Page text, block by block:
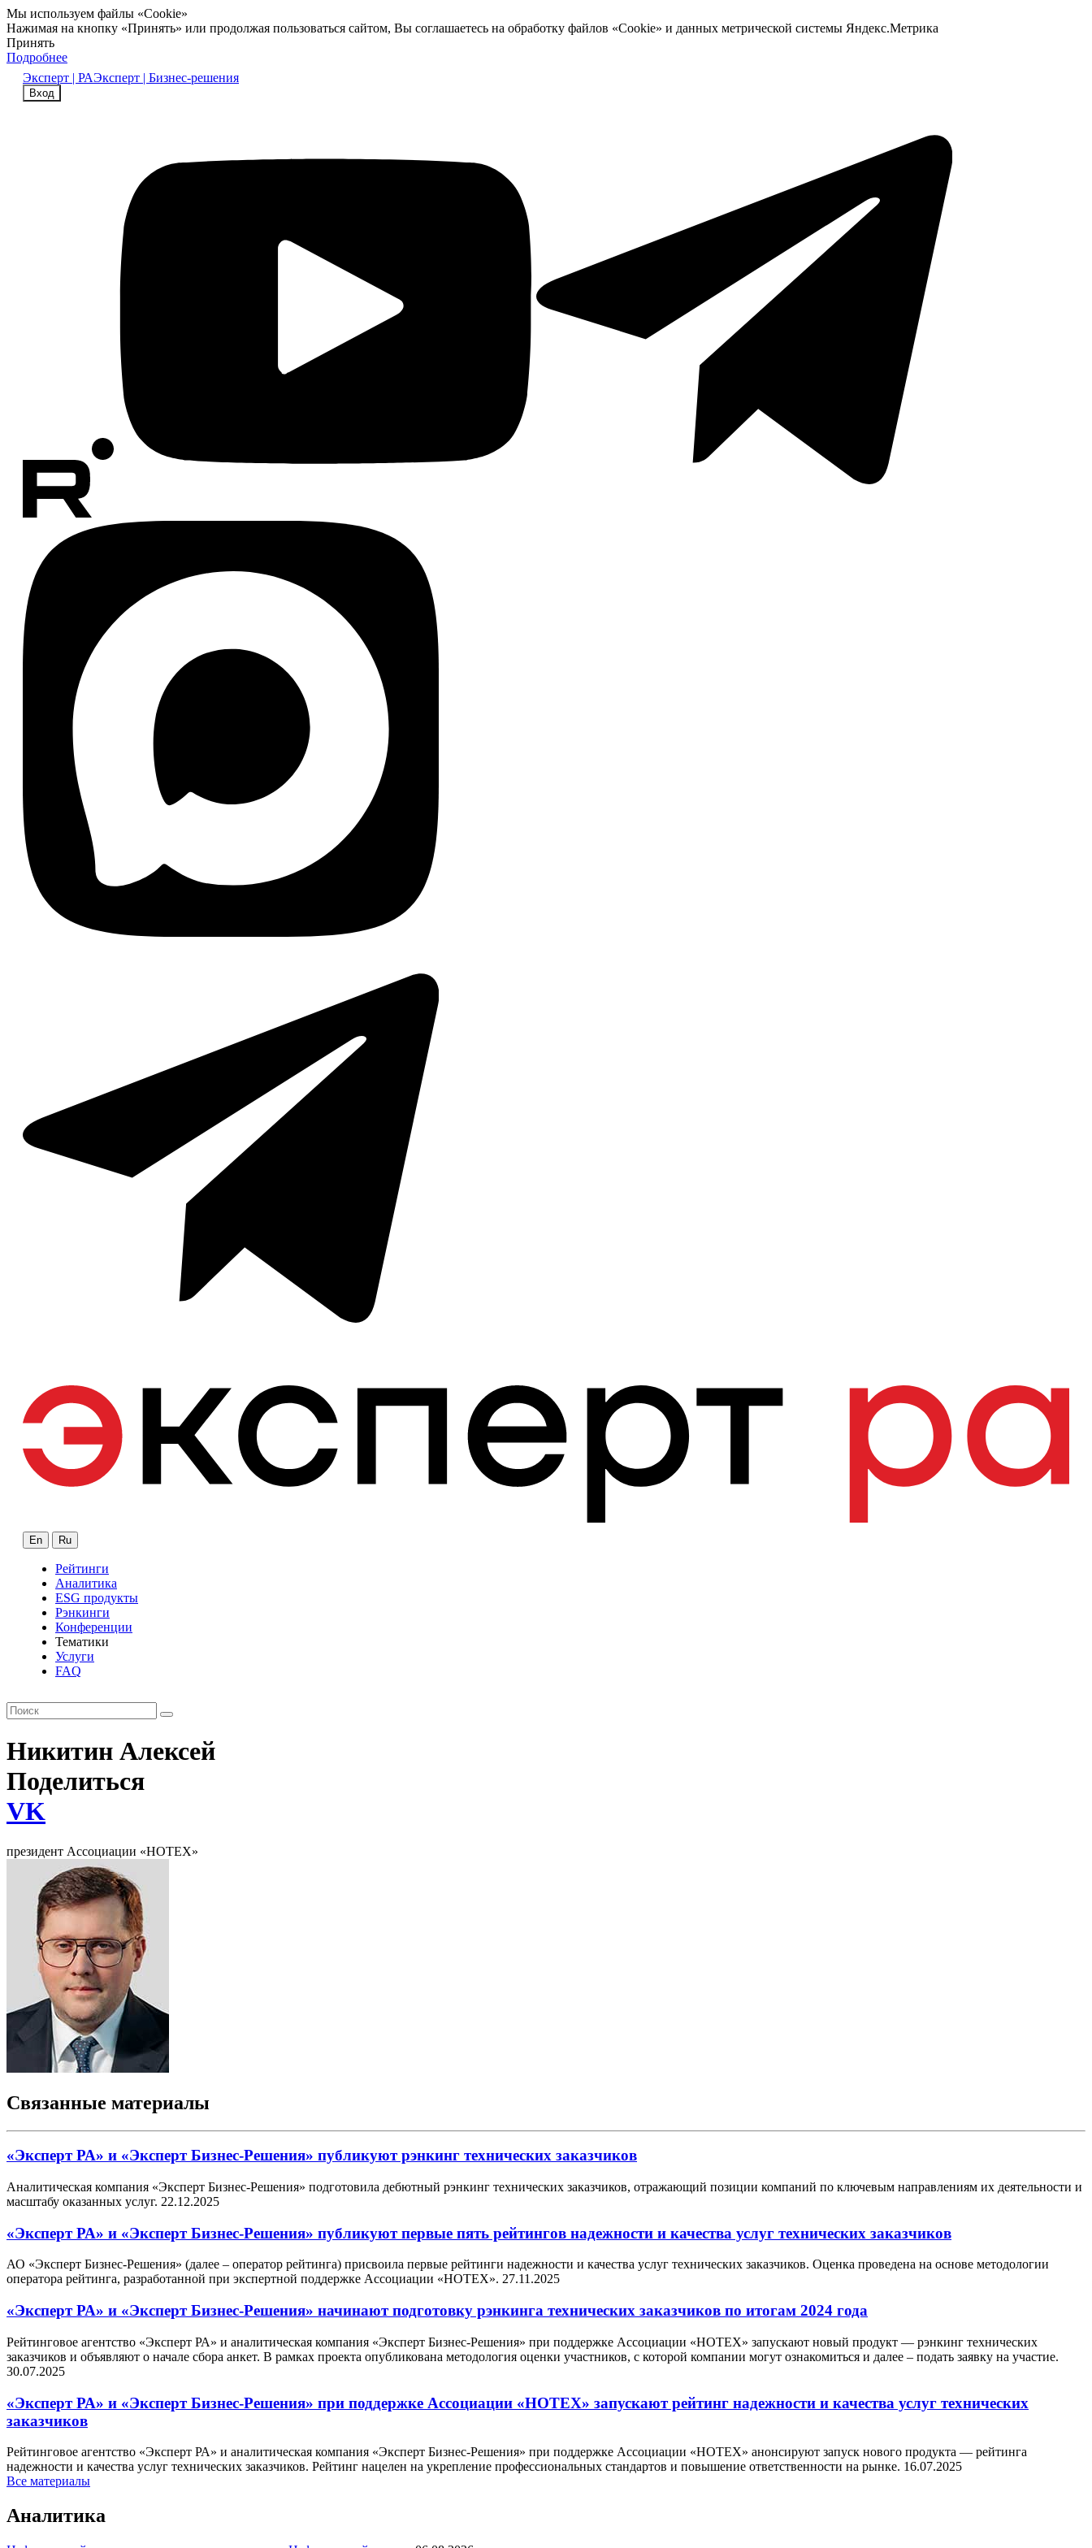
Мы используем файлы «Cookie»
Нажимая на кнопку «Принять» или продолжая пользоваться сайтом, Вы соглашаетесь на обработку файлов «Cookie» и данных метрической системы Яндекс.Метрика
Принять
Подробнее
Эксперт | РАЭксперт | Бизнес-решения
Вход
En Ru
Рейтинги
Аналитика
ESG продукты
Рэнкинги
Конференции
Тематики
Услуги
FAQ
Никитин Алексей
Поделиться
VK
президент Ассоциации «НОТЕХ»
Связанные материалы
«Эксперт РА» и «Эксперт Бизнес-Решения» публикуют рэнкинг технических заказчиков
Аналитическая компания «Эксперт Бизнес-Решения» подготовила дебютный рэнкинг технических заказчиков, отражающий позиции компаний по ключевым направлениям их деятельности и
масштабу оказанных услуг. 22.12.2025
«Эксперт РА» и «Эксперт Бизнес-Решения» публикуют первые пять рейтингов надежности и качества услуг технических заказчиков
АО «Эксперт Бизнес-Решения» (далее – оператор рейтинга) присвоила первые рейтинги надежности и качества услуг технических заказчиков. Оценка проведена на основе методологии
оператора рейтинга, разработанной при экспертной поддержке Ассоциации «НОТЕХ». 27.11.2025
«Эксперт РА» и «Эксперт Бизнес-Решения» начинают подготовку рэнкинга технических заказчиков по итогам 2024 года
Рейтинговое агентство «Эксперт РА» и аналитическая компания «Эксперт Бизнес-Решения» при поддержке Ассоциации «НОТЕХ» запускают новый продукт — рэнкинг технических
заказчиков и объявляют о начале сбора анкет. В рамках проекта опубликована методология оценки участников, с которой компании могут ознакомиться и далее – подать заявку на участие.
30.07.2025
«Эксперт РА» и «Эксперт Бизнес-Решения» при поддержке Ассоциации «НОТЕХ» запускают рейтинг надежности и качества услуг технических
заказчиков
Рейтинговое агентство «Эксперт РА» и аналитическая компания «Эксперт Бизнес-Решения» при поддержке Ассоциации «НОТЕХ» анонсируют запуск нового продукта — рейтинга
надежности и качества услуг технических заказчиков. Рейтинг нацелен на укрепление профессиональных стандартов и повышение ответственности на рынке. 16.07.2025
Все материалы
Аналитика